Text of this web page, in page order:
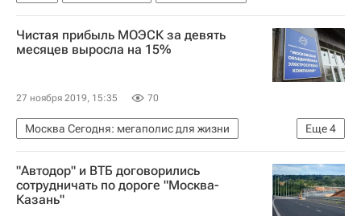
Чистая прибыль МОЭСК за девять
месяцев выросла на 15%
27 ноября 2019, 15:35 70
Еще4
Москва Сегодня: мегаполис для жизни
Москва
Россети Московский регион
Городское хозяйство Москвы
Комплекс городского хозяйства Москвы
"Автодор" и ВТБ договорились
сотрудничать по дороге "Москва-
Казань"